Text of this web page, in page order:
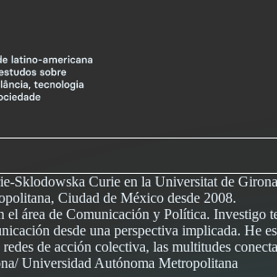
Sklodowska Curie en la Universitat de
Ciudad de México desde 2008.
el área de Comunicación y Política. Investigo
desde una perspectiva implicada. He
de acción colectiva, las multitudes
Universidad Autónoma Metropolitana